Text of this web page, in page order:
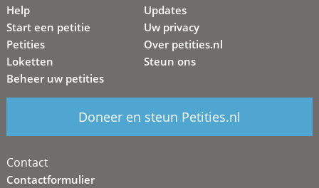
Help
Start een petitie
Petities
Loketten
Beheer uw petities
Updates
Uw privacy
Over petities.nl
Steun ons
Doneer en steun Petities.nl
Contact
Contactformulier